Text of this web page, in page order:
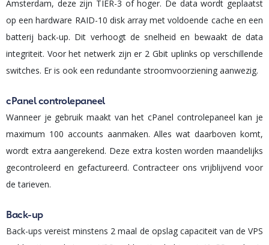
Amsterdam, deze zijn TIER-3 of hoger. De data wordt geplaatst
op een hardware RAID-10 disk array met voldoende cache en een
batterij back-up. Dit verhoogt de snelheid en bewaakt de data
integriteit. Voor het netwerk zijn er 2 Gbit uplinks op verschillende
switches. Er is ook een redundante stroomvoorziening aanwezig.
cPanel controlepaneel
Wanneer je gebruik maakt van het cPanel controlepaneel kan je
maximum 100 accounts aanmaken. Alles wat daarboven komt,
wordt extra aangerekend. Deze extra kosten worden maandelijks
gecontroleerd en gefactureerd. Contracteer ons vrijblijvend voor
de tarieven.
Back-up
Back-ups vereist minstens 2 maal de opslag capaciteit van de VPS